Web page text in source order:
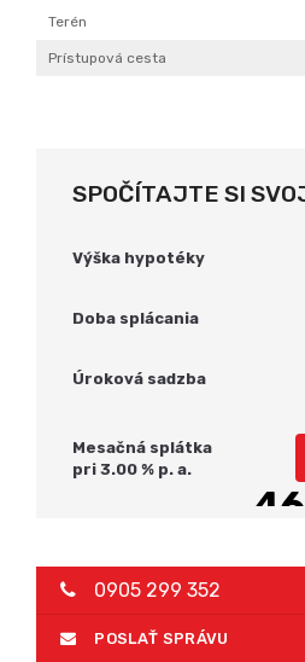
Terén
Prístupová cesta
SPOČÍTAJTE SI
Výška hypotéky
Doba splácania
Úroková sadzba
Mesačná splátka
pri 3.00 % p. a.
46
0905 299 352
POSLAŤ SPRÁVU